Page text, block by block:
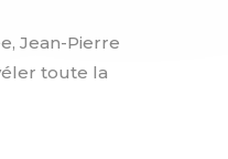
Jean-Pierre
toute la